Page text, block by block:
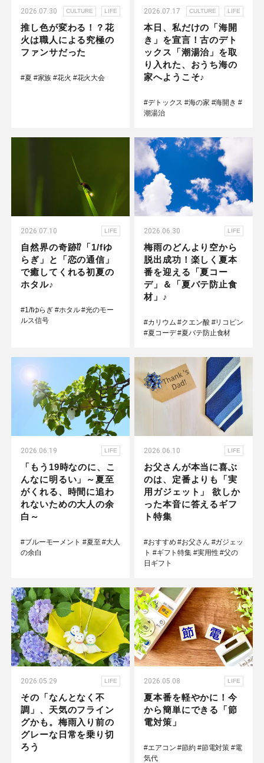
2026.07.30 CULTURE LIFE
推し色が変わる！？花
火は職人による究極の
ファンサだった
#夏 #家族 #花火 #花火大会
2026.07.17 CULTURE LIFE
本日、私だけの「海開
き」を宣言！古のデト
ックス「潮湯治」を取
り入れた、おうち海の
家へようこそ♪
#デトックス #海の家 #海開き #
潮湯治
2026.07.10 LIFE
自然界の奇跡⁉「1/fゆ
らぎ」と「恋の通信」
で癒してくれる初夏の
ホタル♪
#1/fゆらぎ #ホタル #光のモー
ルス信号
2026.06.30 LIFE
梅雨のどんより空から
脱出成功！楽しく夏本
番を迎える「夏コー
デ」＆「夏バテ防止食
材」♪
#カリウム #クエン酸 #リコピン
#夏コーデ #夏バテ防止食材
2026.06.19 LIFE
「もう19時なのに、こ
んなに明るい」～夏至
がくれる、時間に追わ
れないための大人の余
白～
#ブルーモーメント #夏至 #大人
の余白
2026.06.10 LIFE
お父さんが本当に喜ぶ
のは、定番よりも「実
用ガジェット」 欲しか
った本音に答えるギフ
ト特集
#おすすめ #お父さん #ガジェッ
ト #ギフト特集 #実用性 #父の
日ギフト
2026.05.29 LIFE
その「なんとなく不
調」、天気のフライン
グかも。梅雨入り前の
グレーな日常を乗り切
ろう
2026.05.08 LIFE
夏本番を軽やかに！今
から簡単にできる「節
電対策」
#エアコン #節約 #節電対策 #電
気代